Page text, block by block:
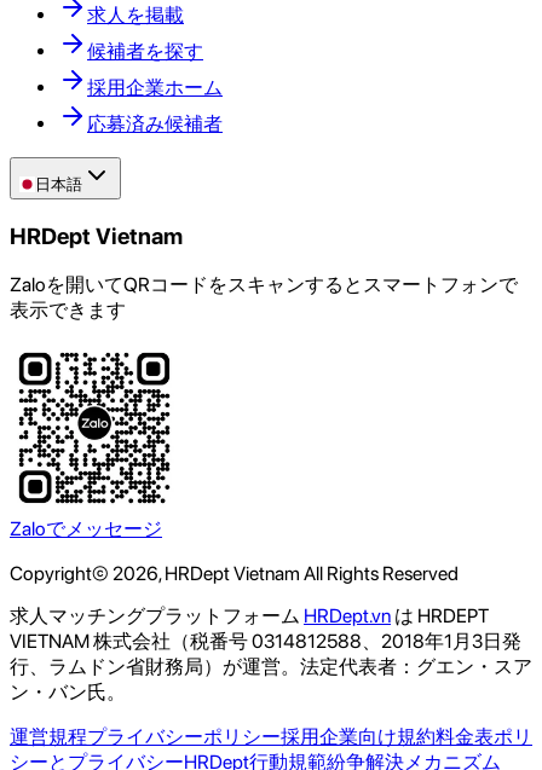
求人を掲載
候補者を探す
採用企業ホーム
応募済み候補者
日本語
HRDept Vietnam
Zaloを開いてQRコードをスキャンするとスマートフォンで
表示できます
Zaloでメッセージ
Copyright© 2026, HRDept Vietnam All Rights Reserved
求人マッチングプラットフォーム HRDept.vn は HRDEPT
VIETNAM 株式会社（税番号 0314812588、2018年1月3日発
行、ラムドン省財務局）が運営。法定代表者：グエン・スア
ン・バン氏。
運営規程プライバシーポリシー採用企業向け規約料金表ポリ
シーとプライバシーHRDept行動規範紛争解決メカニズム